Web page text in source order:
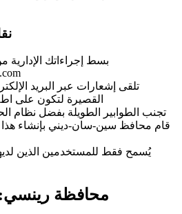
بسط إجراءاتك
تلقى إشعارات عبر البريد
القصيرة لتكون على
تجنب الطوابير الطويلة بفضل نظام
قام محافظ سين-سان-ديني بإنشاء
يُسمح فقط للمستخدمين الذين
محافظة رينسي: